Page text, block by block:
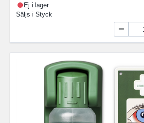
Ej i lager
Säljs i Styck